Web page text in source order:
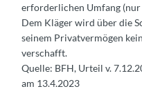
erforderlichen Umfang
Dem Kläger wird über die
seinem Privatvermögen
verschafft.
Quelle: BFH, Urteil v.
am 13.4.2023